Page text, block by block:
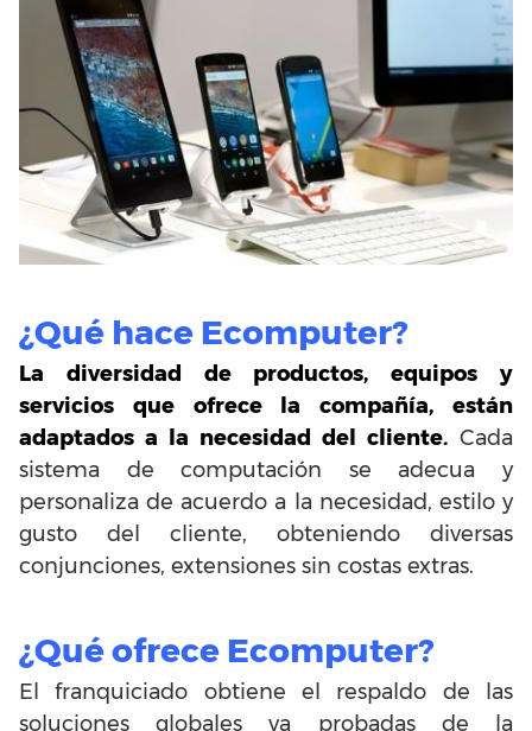
¿Qué hace Ecomputer?
La diversidad de productos, equipos y
servicios que ofrece la compañía, están
adaptados a la necesidad del cliente. Cada
sistema de computación se adecua y
personaliza de acuerdo a la necesidad, estilo y
gusto del cliente, obteniendo diversas
conjunciones, extensiones sin costas extras.
¿Qué ofrece Ecomputer?
El franquiciado obtiene el respaldo de las
soluciones globales ya probadas de la